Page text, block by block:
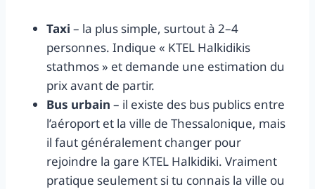
Taxi – la plus simple, surtout à 2–4
personnes. Indique « KTEL Halkidikis
stathmos » et demande une estimation du
prix avant de partir.
Bus urbain – il existe des bus publics entre
l’aéroport et la ville de Thessalonique, mais
il faut généralement changer pour
rejoindre la gare KTEL Halkidiki. Vraiment
pratique seulement si tu connais la ville ou